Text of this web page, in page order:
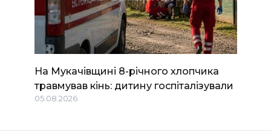
На Мукачівщині 8-річного хлопчика
травмував кінь: дитину госпіталізували
05.08.2026